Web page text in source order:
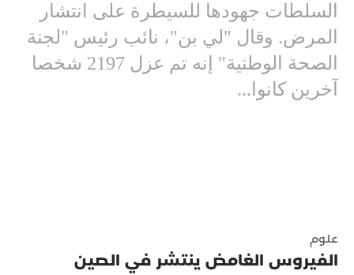
السلطات جهودها للسيطرة على انتشار
المرض. وقال "لي بن"، نائب رئيس "لجنة
الصحة الوطنية" إنه تم عزل 2197 شخصا
آخرين كانوا...
علوم
الفيروس الغامض ينتشر في الصين